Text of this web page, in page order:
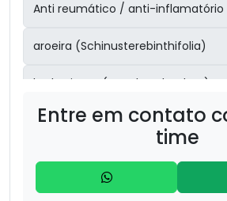
Anti reumático / anti-inflamatório
aroeira (Schinusterebinthifolia)
barbatimão (Stryphnodendron)
Boldo (Peumus boldus) – 30g
bronquite/sinusite
Cabelo de Milho (Zea mays –
Entre em contato
time